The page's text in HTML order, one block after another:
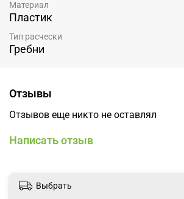
Материал
Пластик
Тип расчески
Гребни
Отзывы
Отзывов еще никто не оставлял
Написать отзыв
Выбрать